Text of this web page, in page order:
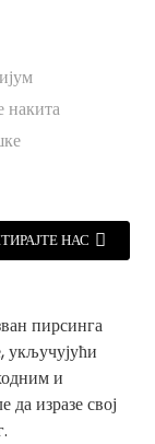
накита
НАС
пирсинга
укључујући
и
изразе свој